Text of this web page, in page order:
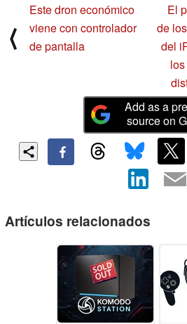
⟨
Este dron económico
viene con controlador
de pantalla
El
de
del
Add as a
source on
Artículos relacionados